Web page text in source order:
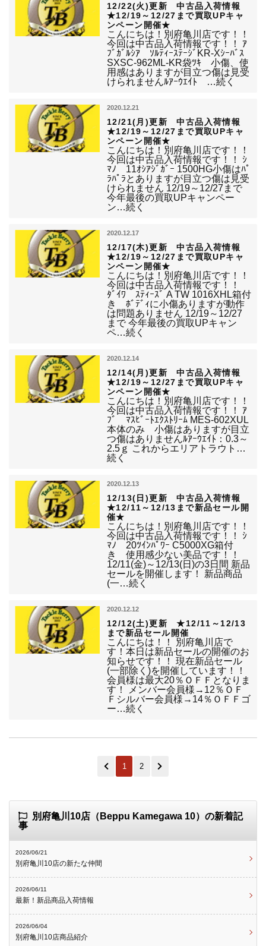
12/22(火)更新 中古品入荷情報
★12/19～12/27まで買取UPキャ
ンペーン開催★
こんにちは！別府亀川店です！！
今回は中古品入荷情報です！！ ｱ
ﾌﾞｶﾞﾙｼｱ ｿﾙﾃｨｰｽﾃｰｼﾞKR-Xｼｰﾊﾞｽ
SXSC-962ML-KR袋ﾂｷ 小傷、使
用感はありますが目立つ傷は見受
けられませんﾙｱｰｳｴｲﾄ …続く
2020.12.21
12/21(月)更新 中古品入荷情報
★12/19～12/27まで買取UPキャ
ンペーン開催★
こんにちは！別府亀川店です！！
今回は中古品入荷情報です！！ ｼ
ﾏﾉ 11ｵｼｱｼﾞｶﾞｰ 1500HG小傷はﾊﾟ
ﾗﾊﾟﾗとありますが目立つ傷は見受
けられません 12/19～12/27まで
今年最後の買取UPキャンペー
ン…続く
2020.12.17
12/17(木)更新 中古品入荷情報
★12/19～12/27まで買取UPキャ
ンペーン開催★
こんにちは！別府亀川店です！！
今回は中古品入荷情報です！！
ﾀﾞｲﾜ ｽﾃｨｰｽﾞ A TW 1016XHL箱付
き ﾎﾞﾃﾞｨに小傷ありますが動作
は問題ありません 12/19～12/27
まで 今年最後の買取UPキャン
ペ…続く
2020.12.14
12/14(月)更新 中古品入荷情報
★12/19～12/27まで買取UPキャ
ンペーン開催★
こんにちは！別府亀川店です！！
今回は中古品入荷情報です！！ ｱ
ﾌﾞ ﾏｽﾋﾞｰﾄｴｸｽﾄﾘｰﾑ MES-602XUL
本体のみ 小傷はありますが目立
つ傷はありませんﾙｱｰｳｴｲﾄ：0.3～
2.5ｇ これからエリアトラウト…
続く
2020.12.13
12/13(日)更新 中古品入荷情報
★12/11～12/13まで新品セール開
催★
こんにちは！別府亀川店です！！
今回は中古品入荷情報です！！ ｼ
ﾏﾉ 20ﾂｲﾝﾊﾟﾜｰ C5000XG箱付
き 使用感少ない美品です！！
12/11(金)～12/13(日)の3日間 新品
セールを開催します！ 新品商品
(一…続く
2020.12.12
12/12(土)更新 ★12/11～12/13
まで新品セール開催
こんにちは！！ 別府亀川店で
す！本日は新品セールの開催のお
知らせです！！ 現在新品セール
(一部除く)を開催しています！！
会員様は最大20％ＯＦＦとなりま
す！ メンバー会員様→12％ＯＦ
Ｆシルバー会員様→14％ＯＦＦゴ
ー…続く
1 2
別府亀川10店（Beppu Kamegawa 10）の新着記
事
2026/06/21
別府亀川10店の新たな仲間
2026/06/11
最新！新品商品入荷情報
2026/06/04
別府亀川10店商品紹介